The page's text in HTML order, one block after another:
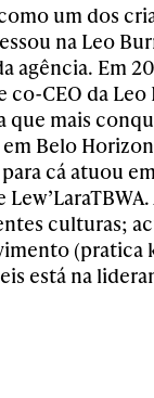
um dos
na Leo
agência. Em
co-CEO da
que mais
Belo
cá atuou
culturas;
(pratica
está na